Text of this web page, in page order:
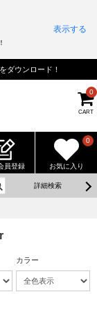
ダウンロード！
CART
0
員登録 お気に入り
0
詳細検索
カラー
表示する